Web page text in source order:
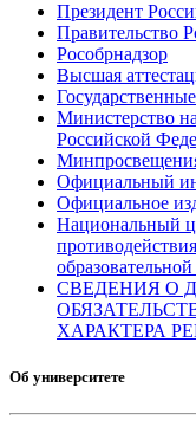
Президент
Правительство
Рособрнадзор
Высшая
Министерство
Российской
Официальный
Официальное
Национальный
СВЕДЕНИЯ О
ХАРАКТЕРА
Об университете